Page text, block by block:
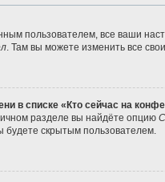
пользователем, все ваши
. Там вы можете изменить все
в списке «Кто сейчас на
разделе вы найдёте опцию
будете скрытым пользователем.